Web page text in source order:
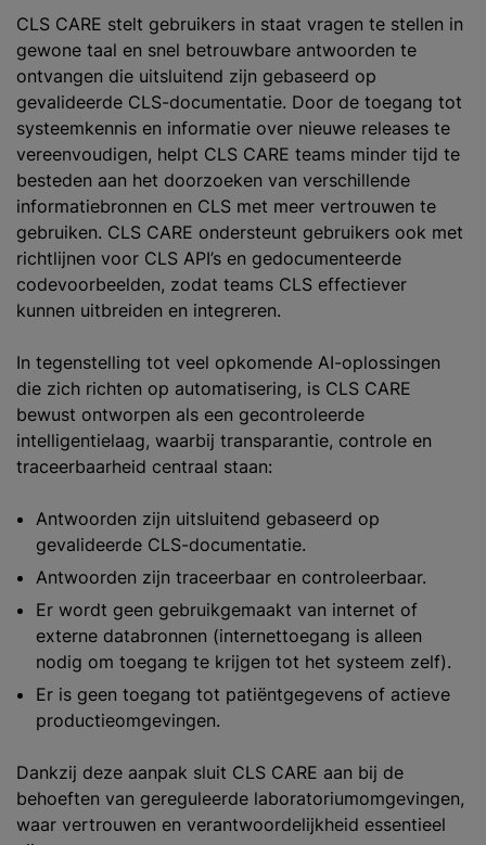
CLS CARE stelt gebruikers in staat vragen te stellen in
gewone taal en snel betrouwbare antwoorden te
ontvangen die uitsluitend zijn gebaseerd op
gevalideerde CLS-documentatie. Door de toegang tot
systeemkennis en informatie over nieuwe releases te
vereenvoudigen, helpt CLS CARE teams minder tijd te
besteden aan het doorzoeken van verschillende
informatiebronnen en CLS met meer vertrouwen te
gebruiken. CLS CARE ondersteunt gebruikers ook met
richtlijnen voor CLS API’s en gedocumenteerde
codevoorbeelden, zodat teams CLS effectiever
kunnen uitbreiden en integreren.
In tegenstelling tot veel opkomende AI-oplossingen
die zich richten op automatisering, is CLS CARE
bewust ontworpen als een gecontroleerde
intelligentielaag, waarbij transparantie, controle en
traceerbaarheid centraal staan:
Antwoorden zijn uitsluitend gebaseerd op
gevalideerde CLS-documentatie.
Antwoorden zijn traceerbaar en controleerbaar.
Er wordt geen gebruikgemaakt van internet of
externe databronnen (internettoegang is alleen
nodig om toegang te krijgen tot het systeem zelf).
Er is geen toegang tot patiëntgegevens of actieve
productieomgevingen.
Dankzij deze aanpak sluit CLS CARE aan bij de
behoeften van gereguleerde laboratoriumomgevingen,
waar vertrouwen en verantwoordelijkheid essentieel